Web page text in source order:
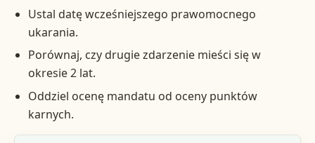
Ustal datę wcześniejszego prawomocnego
ukarania.
Porównaj, czy drugie zdarzenie mieści się w
okresie 2 lat.
Oddziel ocenę mandatu od oceny punktów
karnych.